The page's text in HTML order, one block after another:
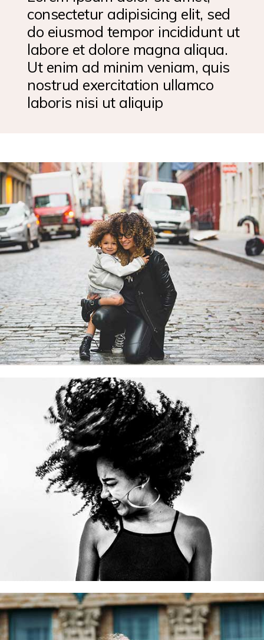
consectetur adipisicing elit, sed
do eiusmod tempor incididunt ut
labore et dolore magna aliqua.
Ut enim ad minim veniam, quis
nostrud exercitation ullamco
laboris nisi ut aliquip